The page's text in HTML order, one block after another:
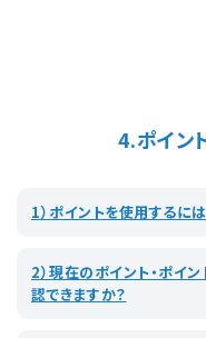
4.ポイン
1）ポイントを使用するに
2）現在のポイント・ポイ
認できますか？